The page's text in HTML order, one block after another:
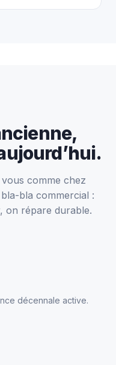
comme chez
bla commercial :
on répare durable.
décennale active.